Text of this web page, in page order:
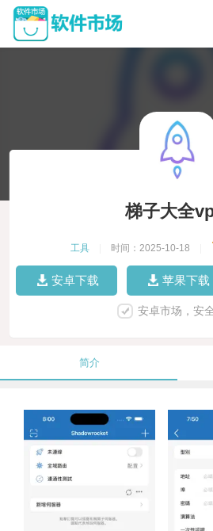
梯子大全
工具 时间：2025-10-18
安卓下载 苹果下载
安卓市场，安
简介